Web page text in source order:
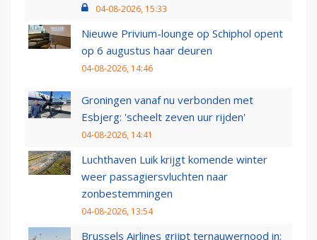
04-08-2026, 15:33
Nieuwe Privium-lounge op Schiphol opent
op 6 augustus haar deuren
04-08-2026, 14:46
Groningen vanaf nu verbonden met
Esbjerg: 'scheelt zeven uur rijden'
04-08-2026, 14:41
Luchthaven Luik krijgt komende winter
weer passagiersvluchten naar
zonbestemmingen
04-08-2026, 13:54
Brussels Airlines grijpt ternauwernood in: